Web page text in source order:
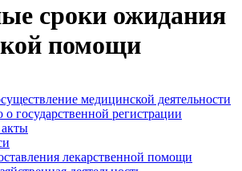
сроки ожидания
помощи
медицинской деятельности
о государственной регистрации
лекарственной помощи